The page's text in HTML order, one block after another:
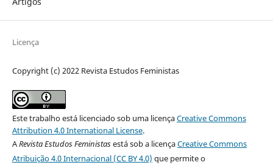
Licença
Copyright (c) 2022 Revista Estudos Feministas
Este trabalho está licenciado sob uma licençaCreative Commons
Attribution 4.0 International License.
ARevista Estudos Feministasestá sob a licençaCreative Commons
Atribuição 4.0 Internacional (CC BY 4.0) que permite o